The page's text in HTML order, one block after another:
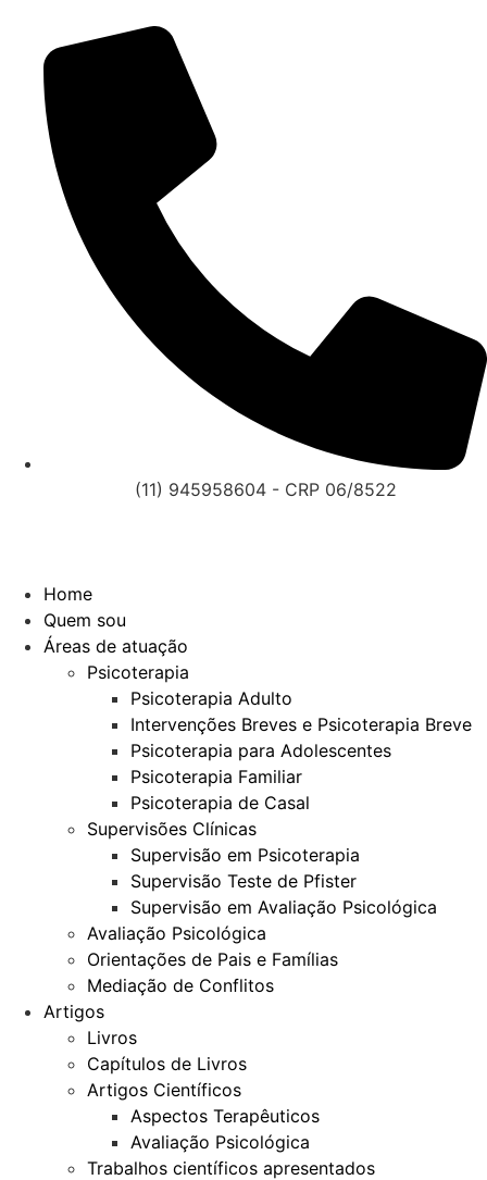
(11) 945958604 - CRP 06/8522
Home
Quem sou
Áreas de atuação
Psicoterapia
Psicoterapia Adulto
Intervenções Breves e Psicoterapia Breve
Psicoterapia para Adolescentes
Psicoterapia Familiar
Psicoterapia de Casal
Supervisões Clínicas
Supervisão em Psicoterapia
Supervisão Teste de Pfister
Supervisão em Avaliação Psicológica
Avaliação Psicológica
Orientações de Pais e Famílias
Mediação de Conflitos
Artigos
Livros
Capítulos de Livros
Artigos Científicos
Aspectos Terapêuticos
Avaliação Psicológica
Trabalhos científicos apresentados